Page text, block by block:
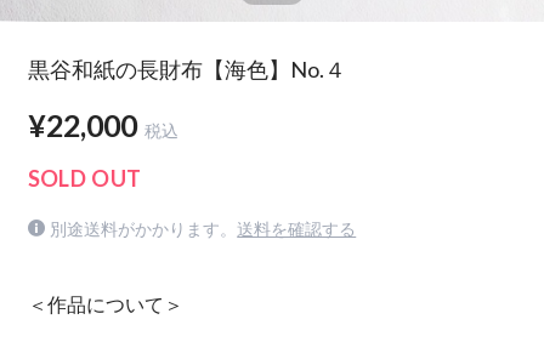
黒谷和紙の長財布【海色】No.４
¥22,000 税込
SOLD OUT
別途送料がかかります。 送料を確認する
＜作品について＞